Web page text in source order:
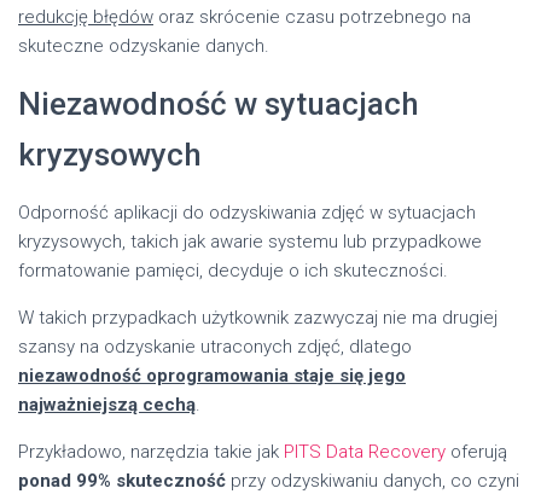
redukcję błędów oraz skrócenie czasu potrzebnego na
skuteczne odzyskanie danych.
Niezawodność w sytuacjach
kryzysowych
Odporność aplikacji do odzyskiwania zdjęć w sytuacjach
kryzysowych, takich jak awarie systemu lub przypadkowe
formatowanie pamięci, decyduje o ich skuteczności.
W takich przypadkach użytkownik zazwyczaj nie ma drugiej
szansy na odzyskanie utraconych zdjęć, dlatego
niezawodność oprogramowania staje się jego
najważniejszą cechą.
Przykładowo, narzędzia takie jak PITS Data Recovery oferują
ponad 99% skuteczność przy odzyskiwaniu danych, co czyni